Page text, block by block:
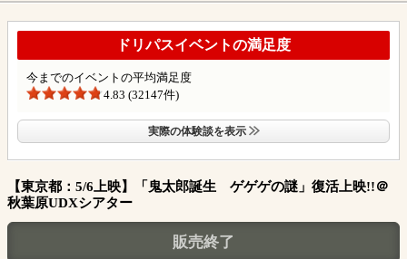
ドリパスイベントの満足度
今までのイベントの平均満足度
4.83 (32147件)
実際の体験談を表示
【東京都：5/6上映】「鬼太郎誕生 ゲゲゲの謎」復活上映!!＠
秋葉原UDXシアター
販売終了